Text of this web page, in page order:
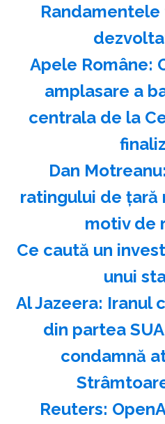
Apele Române:
amplasare a
centrala de la
Dan
ratingului de ţară
motiv de
Ce caută un
unui
Al Jazeera: Iranul
din partea
condamnă
Reuters: